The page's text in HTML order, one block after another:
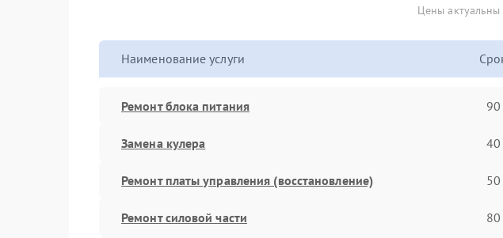
Цены
Наименование услуги
Ремонт блока питания
Замена кулера
Ремонт платы управления (восстановление)
Ремонт силовой части